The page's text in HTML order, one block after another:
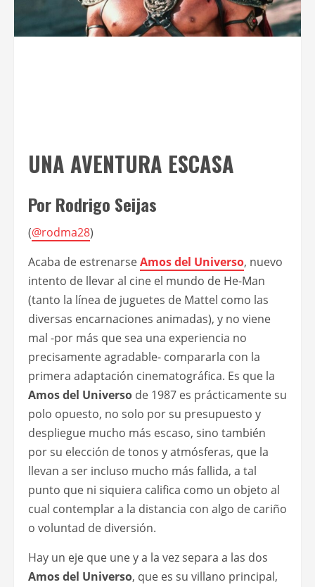
UNA AVENTURA ESCASA
Por Rodrigo Seijas
(@rodma28)
Acaba de estrenarseAmos del Universo, nuevo
intento de llevar al cine el mundo de He-Man
(tanto la línea de juguetes de Mattel como las
diversas encarnaciones animadas), y no viene
mal -por más que sea una experiencia no
precisamente agradable- compararla con la
primera adaptación cinematográfica. Es que la
Amos del Universo de 1987 es prácticamente su
polo opuesto, no solo por su presupuesto y
despliegue mucho más escaso, sino también
por su elección de tonos y atmósferas, que la
llevan a ser incluso mucho más fallida, a tal
punto que ni siquiera califica como un objeto al
cual contemplar a la distancia con algo de cariño
o voluntad de diversión.
Hay un eje que une y a la vez separa a las dos
Amos del Universo, que es su villano principal,